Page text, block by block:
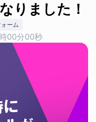
りました！
ォーム
00分00秒